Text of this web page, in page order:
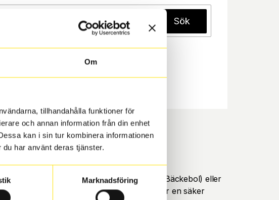
Om
tillhandahålla funktioner för
och annan information från din enhet
kan i sin tur kombinera informationen
har använt deras tjänster.
Marknadsföring
Sök
i Göteborg. Välj mellan Hisingen (Bäckebol) eller
däck ser vi till att de uppfyller alla krav för en säker